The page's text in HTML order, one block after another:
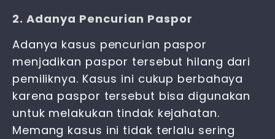
2. Adanya Pencurian Paspor
Adanya kasus pencurian paspor
menjadikan paspor tersebut hilang dari
pemiliknya. Kasus ini cukup berbahaya
karena paspor tersebut bisa digunakan
untuk melakukan tindak kejahatan.
Memang kasus ini tidak terlalu sering